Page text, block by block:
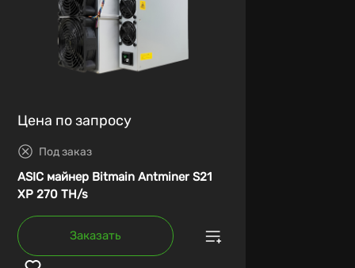
Цена по запросу
Под заказ
ASIC майнер Bitmain Antminer S21
XP 270 TH/s
Заказать